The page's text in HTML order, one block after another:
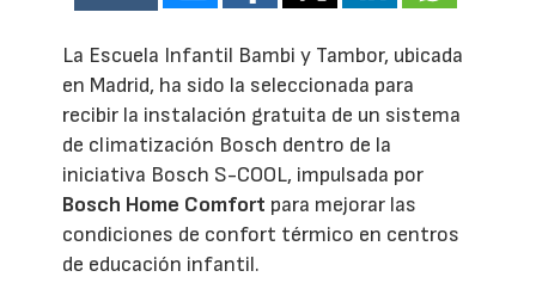
La Escuela Infantil Bambi y Tambor, ubicada
en Madrid, ha sido la seleccionada para
recibir la instalación gratuita de un sistema
de climatización Bosch dentro de la
iniciativa Bosch S-COOL, impulsada por
Bosch Home Comfort para mejorar las
condiciones de confort térmico en centros
de educación infantil.